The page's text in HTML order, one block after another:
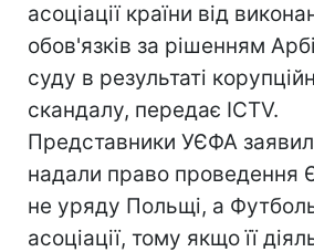
асоціації країни від
обов'язків за рішенням
суду в результаті
скандалу, передає ICTV.
Представники УЄФА
надали право проведення
не уряду Польщі, а
асоціації, тому якщо її